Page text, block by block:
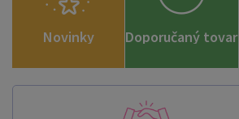
Novinky Doporučaný tovar